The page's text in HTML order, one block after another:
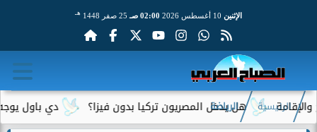
الإثنين 02:00 صـ 25 صفر 1448 هـ
دي باول يوجه رسالة هل يدخل المصريون تركيا بدون فيزا؟
الرئيسية الرياضة